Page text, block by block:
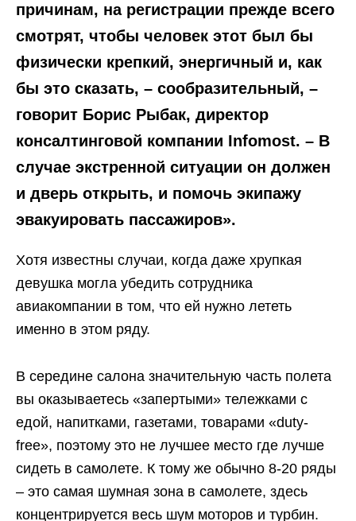
причинам, на регистрации прежде всего
смотрят, чтобы человек этот был бы
физически крепкий, энергичный и, как
бы это сказать, – сообразительный, –
говорит Борис Рыбак, директор
консалтинговой компании Infomost. – В
случае экстренной ситуации он должен
и дверь открыть, и помочь экипажу
эвакуировать пассажиров».
Хотя известны случаи, когда даже хрупкая
девушка могла убедить сотрудника
авиакомпании в том, что ей нужно лететь
именно в этом ряду.
В середине салона значительную часть полета
вы оказываетесь «запертыми» тележками с
едой, напитками, газетами, товарами «duty-
free», поэтому это не лучшее место где лучше
сидеть в самолете. К тому же обычно 8-20 ряды
– это самая шумная зона в самолете, здесь
концентрируется весь шум моторов и турбин.